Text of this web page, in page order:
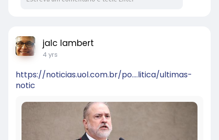
jalc lambert
4 yrs
https://noticias.uol.com.br/po....litica/ultimas-
notic